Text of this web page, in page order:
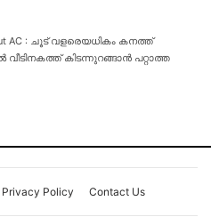
AC : ചൂട് വളരെയധികം കനത്ത്
കിടന്നുറങ്ങാൻ പറ്റാത്ത
Privacy Policy Contact Us